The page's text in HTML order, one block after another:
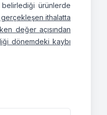
ürünlerde
gerçekleşen ithalatta
değer açısından
dönemdeki kaybı